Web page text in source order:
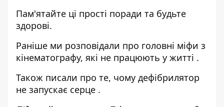
Пам'ятайте ці прості поради та будьте
здорові.
Раніше ми розповідали про головні міфи з
кінематографу, які не працюють у житті .
Також писали про те, чому дефібрилятор
не запускає серце .